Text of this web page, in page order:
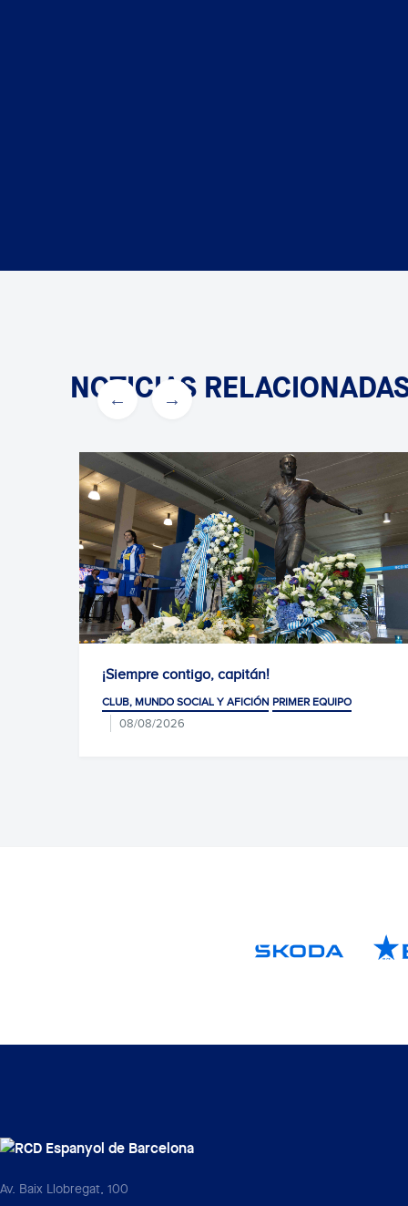
NOTICIAS
contigo, capitán!
MUNDO SOCIAL Y AFICIÓN PRIMER EQUIPO CLUB, MUNDO
Av. Baix Llobregat, 100